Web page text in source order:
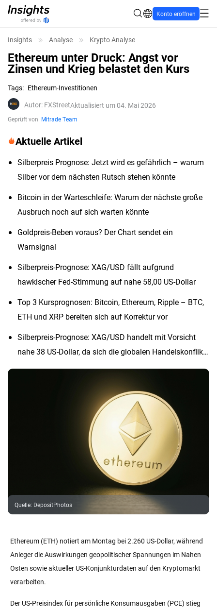
Konto eröffnen
Insights Analyse Krypto Analyse
Ethereum unter Druck: Angst vor
Zinsen und Krieg belastet den Kurs
Tags: Ethereum-Investitionen
Autor: FXStreetAktualisiert um 04. Mai 2026
Geprüft von Mitrade Team
Aktuelle Artikel
Silberpreis Prognose: Jetzt wird es gefährlich – warum
Silber vor dem nächsten Rutsch stehen könnte
Bitcoin in der Warteschleife: Warum der nächste große
Ausbruch noch auf sich warten könnte
Goldpreis-Beben voraus? Der Chart sendet ein
Warnsignal
Silberpreis-Prognose: XAG/USD fällt aufgrund
hawkischer Fed-Stimmung auf nahe 58,00 US-Dollar
Top 3 Kursprognosen: Bitcoin, Ethereum, Ripple – BTC,
ETH und XRP bereiten sich auf Korrektur vor
Silberpreis-Prognose: XAG/USD handelt mit Vorsicht
nahe 38 US-Dollar, da sich die globalen Handelskonflikte
Quelle: DepositPhotos
Ethereum (ETH) notiert am Montag bei 2.260 US-Dollar, während
Anleger die Auswirkungen geopolitischer Spannungen im Nahen
Osten sowie aktueller US-Konjunkturdaten auf den Kryptomarkt
verarbeiten.
Der US-Preisindex für persönliche Konsumausgaben (PCE) stieg